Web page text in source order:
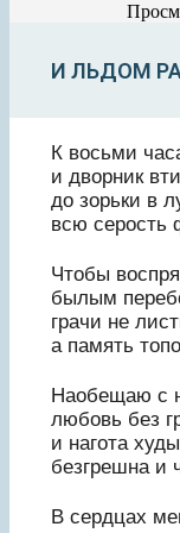
И ЛЬДОМ
К восьми
и дворник
до зорьки в
всю серость
Чтобы
былым
грачи не
а память
Наобещаю с
любовь без
и нагота
безгрешна и
В сердцах